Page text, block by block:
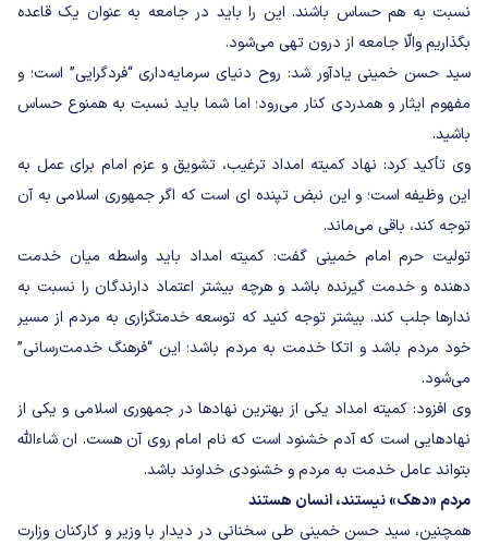
نسبت‌ به‌ هم حساس باشند. این را باید در جامعه به عنوان‌ یک قاعده‌
بگذاریم والّا جامعه از درون تهی می‌شود.
سید حسن خمینی یادآور شد: روح دنیای سرمایه‌داری “فردگرایی” است؛ و
مفهوم ایثار و همدردی کنار می‌رود؛ اما شما باید نسبت‌ به‌ همنوع حساس
باشید.
وی تأکید کرد: نهاد کمیته امداد ترغیب، تشویق و عزم امام برای‌ عمل به
این وظیفه است‌؛ و این نبض تپنده ای است‌ که اگر جمهوری اسلامی به آن
توجه‌ کند، باقی می‌ماند.
تولیت حرم امام خمینی گفت: کمیته امداد باید واسطه میان خدمت
دهنده‌ و خدمت گیرنده باشد و هرچه بیشتر اعتماد دارندگان را نسبت‌ به‌
ندارها جلب کند. بیشتر توجه کنید که توسعه‌ خدمتگزاری به مردم‌ از مسیر
خود مردم‌ باشد و اتکا خدمت به مردم‌ باشد؛ این “فرهنگ خدمت‌رسانی”
می‌شود.
وی افزود: کمیته امداد یکی از بهترین نهادها در جمهوری اسلامی و یکی از
نهادهایی است‌ که آدم خشنود است‌ که نام امام روی آن هست. ان شاءالله
بتواند عامل‌ خدمت به مردم‌ و خشنودی خداوند باشد.
مردم «دهک» نیستند، انسان هستند
همچنین، سید حسن خمینی طی سخنانی در دیدار با وزیر و کارکنان وزارت